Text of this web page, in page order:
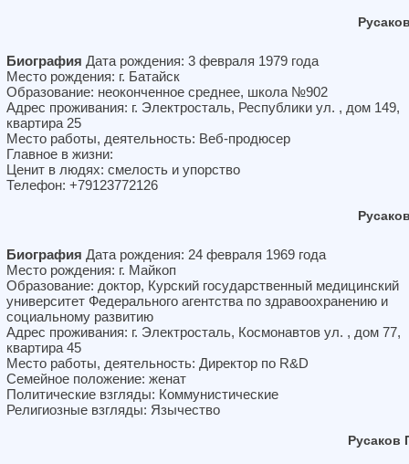
Биография Дата рождения: 3 февраля 1979 года
Место рождения: г. Батайск
Образование: неоконченное среднее, школа №902
Адрес проживания: г. Электросталь, Республики ул. , дом 149,
квартира 25
Место работы, деятельность: Веб-продюсер
Главное в жизни:
Ценит в людях: смелость и упорство
Телефон: +79123772126
Биография Дата рождения: 24 февраля 1969 года
Место рождения: г. Майкоп
Образование: доктор, Курский государственный медицинский
университет Федерального агентства по здравоохранению и
социальному развитию
Адрес проживания: г. Электросталь, Космонавтов ул. , дом 77,
квартира 45
Место работы, деятельность: Директор по R&D
Семейное положение: женат
Политические взгляды: Коммунистические
Религиозные взгляды: Язычество
Русаков